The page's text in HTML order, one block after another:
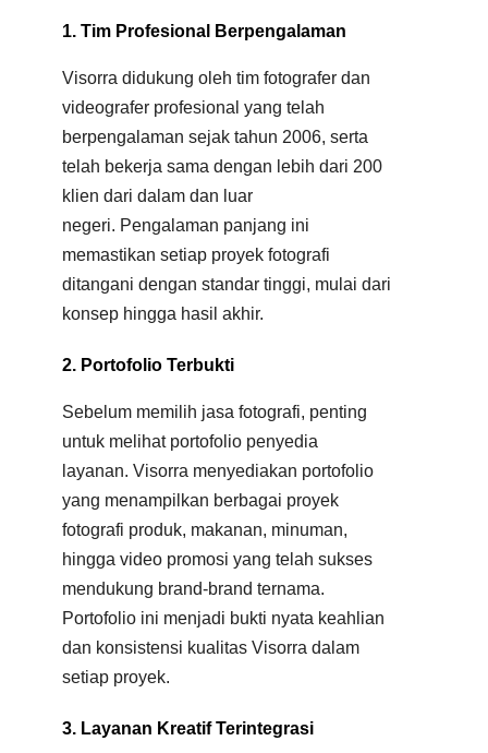
1. Tim Profesional Berpengalaman
Visorra didukung oleh tim fotografer dan
videografer profesional yang telah
berpengalaman sejak tahun 2006, serta
telah bekerja sama dengan lebih dari 200
klien dari dalam dan luar
negeri. Pengalaman panjang ini
memastikan setiap proyek fotografi
ditangani dengan standar tinggi, mulai dari
konsep hingga hasil akhir.
2. Portofolio Terbukti
Sebelum memilih jasa fotografi, penting
untuk melihat portofolio penyedia
layanan. Visorra menyediakan portofolio
yang menampilkan berbagai proyek
fotografi produk, makanan, minuman,
hingga video promosi yang telah sukses
mendukung brand-brand ternama.
Portofolio ini menjadi bukti nyata keahlian
dan konsistensi kualitas Visorra dalam
setiap proyek.
3. Layanan Kreatif Terintegrasi